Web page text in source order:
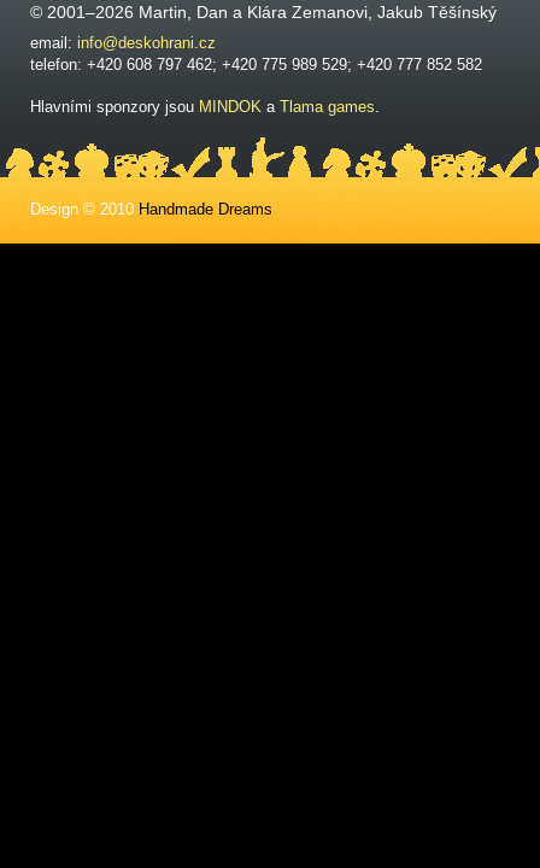
© 2001–2026 Martin, Dan a Klára Zemanovi, Jakub Těšínský
email: info@deskohrani.cz
telefon: +420 608 797 462; +420 775 989 529; +420 777 852 582
Hlavními sponzory jsou MINDOK a Tlama games
Design © 2010 Handmade Dreams